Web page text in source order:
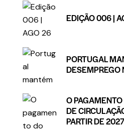
EDIÇÃO 006 |
PORTUGAL
DESEMPREGO
O
DE
PARTIR DE 2027